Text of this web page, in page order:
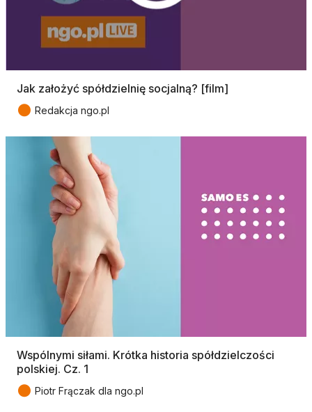
Jak założyć spółdzielnię socjalną? [film]
● Redakcja ngo.pl
Wspólnymi siłami. Krótka historia spółdzielczości
polskiej. Cz. 1
● Piotr Frączak dla ngo.pl